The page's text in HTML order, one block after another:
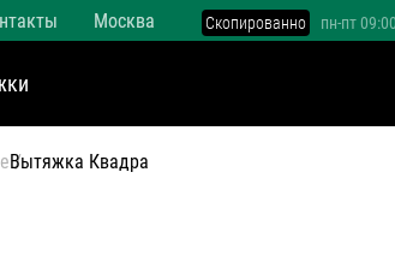
Москва пн-пт
Скопированно
Вытяжка Квадра